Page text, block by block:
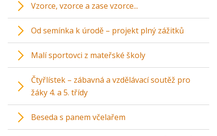
Vzorce, vzorce a zase vzorce...
Od semínka k úrodě – projekt plný zážitků
Malí sportovci z mateřské školy
Čtyřlístek – zábavná a vzdělávací soutěž pro
žáky 4. a 5. třídy
Beseda s panem včelařem